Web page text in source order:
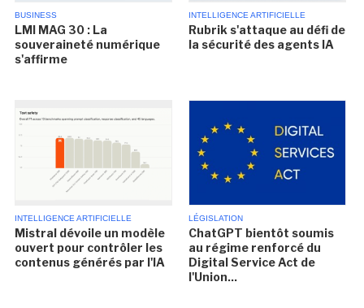
BUSINESS
LMI MAG 30 : La
souveraineté numérique
s'affirme
INTELLIGENCE ARTIFICIELLE
Rubrik s'attaque au défi de
la sécurité des agents IA
INTELLIGENCE ARTIFICIELLE
Mistral dévoile un modèle
ouvert pour contrôler les
contenus générés par l'IA
LÉGISLATION
ChatGPT bientôt soumis
au régime renforcé du
Digital Service Act de
l'Union...